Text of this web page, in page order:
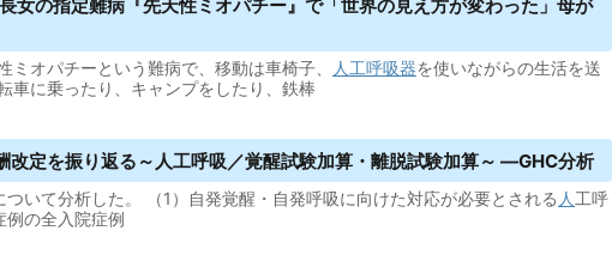
女の指定難病『先天性ミオパチー』で「世界の見え方が変わった」母が
ミオパチーという難病で、移動は車椅子、 人工呼吸器を使いながらの生活を送
車に乗ったり、キャンプをしたり、鉄棒
改定を振り返る～ 人工呼吸 ／覚醒試験加算・離脱試験加算～ —GHC分析
いて分析した。 （1）自発覚醒・自発呼吸に向けた対応が必要とされる 人 工呼
例の全入院症例